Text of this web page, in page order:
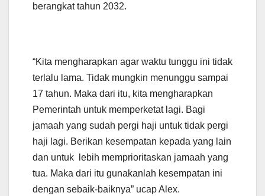
berangkat tahun 2032.
“Kita mengharapkan agar waktu tunggu ini tidak
terlalu lama. Tidak mungkin menunggu sampai
17 tahun. Maka dari itu, kita mengharapkan
Pemerintah untuk memperketat lagi. Bagi
jamaah yang sudah pergi haji untuk tidak pergi
haji lagi. Berikan kesempatan kepada yang lain
dan untuk lebih memprioritaskan jamaah yang
tua. Maka dari itu gunakanlah kesempatan ini
dengan sebaik-baiknya” ucap Alex.